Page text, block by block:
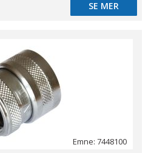
SE MER
SE MER
Emne: 7448100